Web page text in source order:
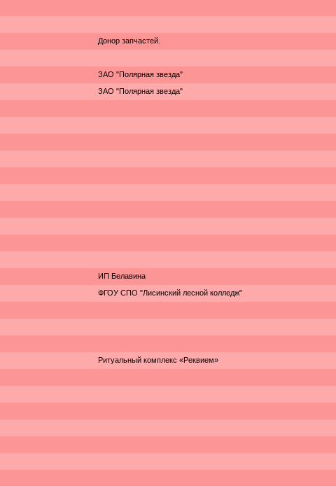
Донор запчастей.
ЗАО "Полярная звезда"
ЗАО "Полярная звезда"
ИП Белавина
ФГОУ СПО "Лисинский лесной колледж"
Ритуальный комплекс «Реквием»